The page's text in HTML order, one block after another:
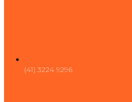
(41) 3224 9296